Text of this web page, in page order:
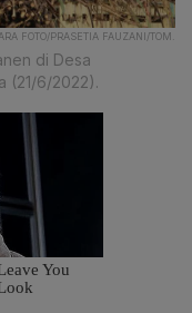
FOTO/PRASETIA FAUZANI/TOM.
di Desa
(21/6/2022).